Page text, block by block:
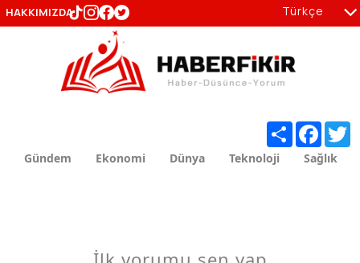
Gündem Ekonomi Dünya Teknoloji Sağlık
Share
Türkçe
en
HAKKIMIZDA